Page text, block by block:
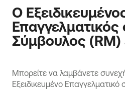
Ο
Επαγγελματικός
Σύμβουλος (RM)
Μπορείτε να λαμβάνετε
Εξειδικευμένο